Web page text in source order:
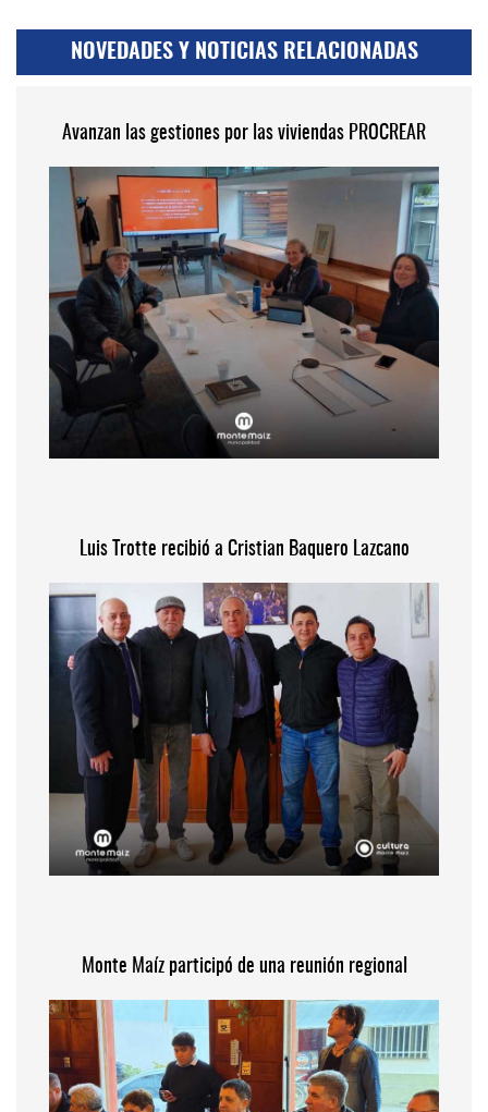
NOVEDADES Y NOTICIAS RELACIONADAS
Avanzan las gestiones por las viviendas PROCREAR
Luis Trotte recibió a Cristian Baquero Lazcano
Monte Maíz participó de una reunión regional